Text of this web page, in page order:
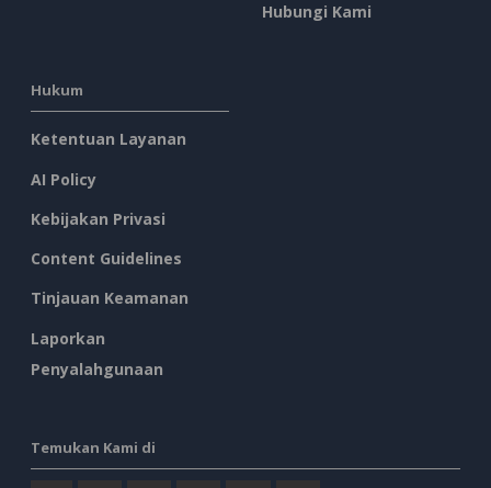
Hubungi Kami
Hukum
Ketentuan Layanan
AI Policy
Kebijakan Privasi
Content Guidelines
Tinjauan Keamanan
Laporkan
Penyalahgunaan
Temukan Kami di